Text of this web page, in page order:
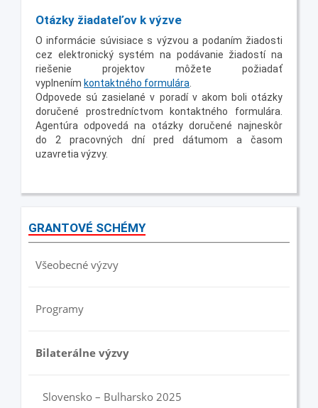
Otázky žiadateľov k výzve
O informácie súvisiace s výzvou a podaním žiadosti
cez elektronický systém na podávanie žiadostí na
riešenie projektov môžete požiadať
vyplnením kontaktného formulára
Odpovede sú zasielané v poradí v akom boli otázky
doručené prostredníctvom kontaktného formulára.
Agentúra odpovedá na otázky doručené najneskôr
do 2 pracovných dní pred dátumom a časom
uzavretia výzvy.
GRANTOVÉ SCHÉMY
Všeobecné výzvy
Programy
Bilaterálne výzvy
Slovensko – Bulharsko 2025